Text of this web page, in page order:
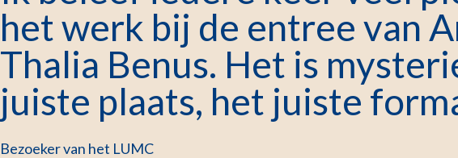
het werk bij de entree van
Thalia Benus. Het is
juiste plaats, het juiste
Bezoeker van het LUMC